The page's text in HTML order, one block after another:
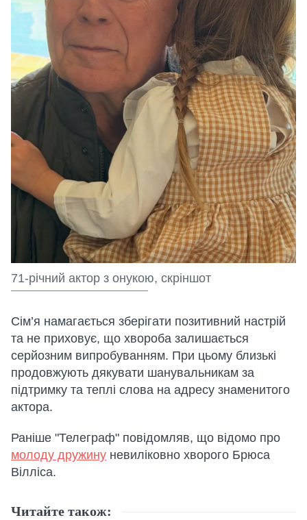
71-річний актор з онукою, скріншот
Сім’я намагається зберігати позитивний настрій
та не приховує, що хвороба залишається
серйозним випробуванням. При цьому близькі
продовжують дякувати шанувальникам за
підтримку та теплі слова на адресу знаменитого
актора.
Раніше "Телеграф" повідомляв, що відомо про
молоду дружину невиліковно хворого Брюса
Вілліса.
Читайте також: